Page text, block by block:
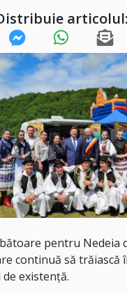
articolul:
pentru Nedeia
continuă să trăiască
existență.